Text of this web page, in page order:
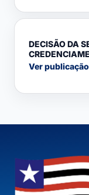
DECISÃO DA
Ver publicação